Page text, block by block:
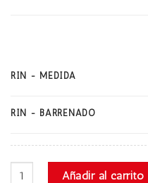
RIN - MEDIDA
RIN - BARRENADO
R1 10625 cantidadAñadir al carrito